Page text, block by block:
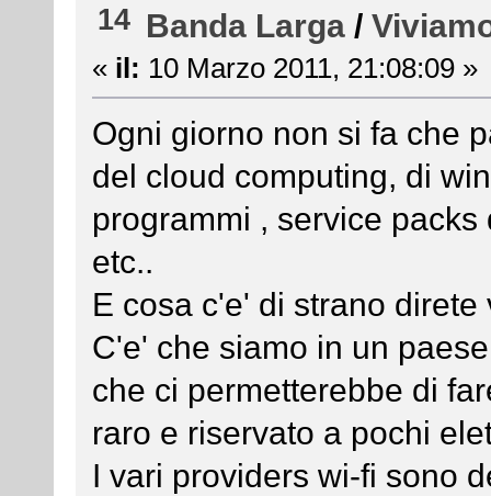
14 Banda Larga /
« il: 10 Marzo 2011, 21:08:09 »
Ogni giorno non si fa che
del cloud computing, di
programmi , service
etc..
E cosa c'e' di strano direte
C'e' che siamo in un
che ci permetterebbe di
raro e riservato a pochi
I vari providers wi-fi sono